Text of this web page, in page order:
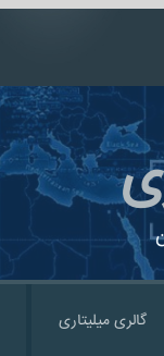
گالری میلیتاری